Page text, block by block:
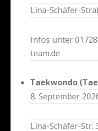
Lina-Schäfer-
Infos unter
team.de
Taekwondo
8. September
Lina-Schäfer-Str.